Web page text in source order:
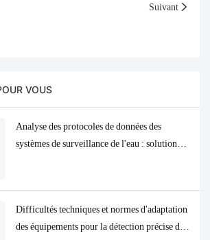
Suivant
VOUS
Analyse des protocoles de données des
systèmes de surveillance de l'eau : solutions
Difficultés techniques et normes d'adaptation
des équipements pour la détection précise des